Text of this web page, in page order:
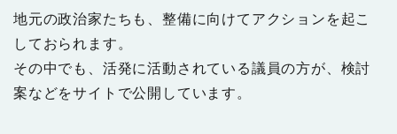
地元の政治家たちも、整備に向けてアクションを起こ
しておられます。
その中でも、活発に活動されている議員の方が、検討
案などをサイトで公開しています。